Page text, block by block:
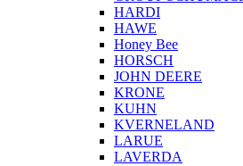
HARDI
HAWE
Honey Bee
HORSCH
JOHN DEERE
KRONE
KUHN
KVERNELAND
LARUE
LAVERDA